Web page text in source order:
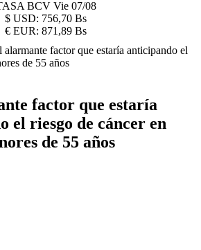
BCV Vie 07/08
$ USD: 756,70 Bs
€ EUR: 871,89 Bs
alarmante factor que estaría anticipando el
de 55 años
factor que estaría
el riesgo de cáncer en
de 55 años